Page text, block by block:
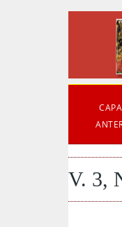
CAPA
V. 3,